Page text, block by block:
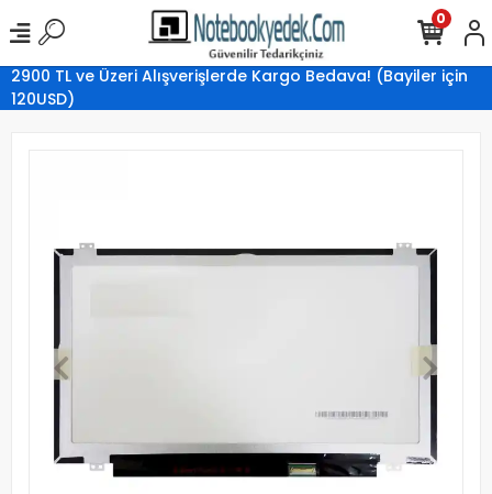
2900 TL ve Üzeri Alışverişlerde Kargo Bedava! (Bayiler için
120USD)
0